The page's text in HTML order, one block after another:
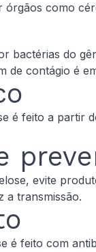
órgãos como
bactérias do
de contágio é
é feito a partir
evite
a transmissão.
é feito com